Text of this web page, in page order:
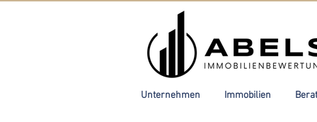
Unternehmen Immobilien